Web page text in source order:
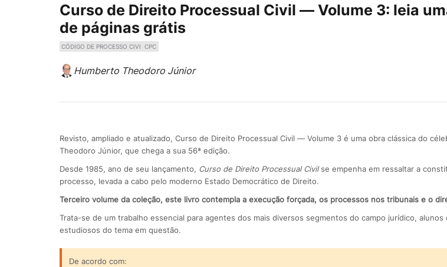
Curso de Direito Processual Civil — Volume 3: leia
de páginas grátis
CÓDIGO DE PROCESSO CIVI CPC
Humberto Theodoro Júnior
Revisto, ampliado e atualizado, Curso de Direito Processual Civil — Volume 3 é uma obra clássica do
Theodoro Júnior, que chega a sua 56ª edição.
Desde 1985, ano de seu lançamento, Curso de Direito Processual Civilse empenha em ressaltar a
processo, levada a cabo pelo moderno Estado Democrático de Direito.
Terceiro volume da coleção, este livro contempla a execução forçada, os processos nos tribunais e o
Trata-se de um trabalho essencial para agentes dos mais diversos segmentos do campo jurídico, alunos
estudiosos do tema em questão.
De acordo com: